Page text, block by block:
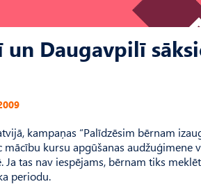
Daugavpilī
kampaņas “Palīdzēsim bērnam
kursu apgūšanas
Ja tas nav iespējams, bērnam tiks
periodu.